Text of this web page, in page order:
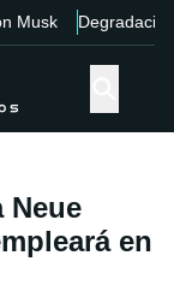
Musk Degradación
Neue
en